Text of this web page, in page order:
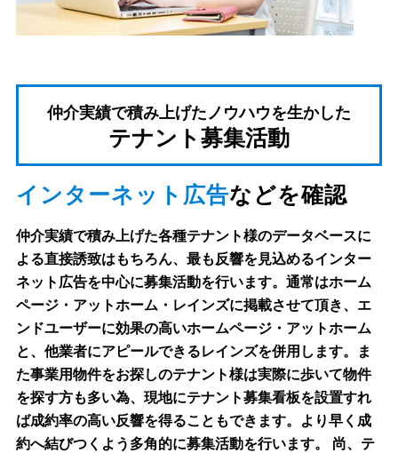
仲介実績で積み上げたノウハウを生かした
テナント募集活動
インターネット広告などを確認
仲介実績で積み上げた各種テナント様のデータベースに
よる直接誘致はもちろん、最も反響を見込めるインター
ネット広告を中心に募集活動を行います。通常はホーム
ページ・アットホーム・レインズに掲載させて頂き、エ
ンドユーザーに効果の高いホームページ・アットホーム
と、他業者にアピールできるレインズを併用します。ま
た事業用物件をお探しのテナント様は実際に歩いて物件
を探す方も多い為、現地にテナント募集看板を設置すれ
ば成約率の高い反響を得ることもできます。より早く成
約へ結びつくよう多角的に募集活動を行います。 尚、テ